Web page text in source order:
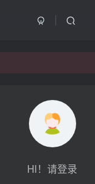
HI！请登录